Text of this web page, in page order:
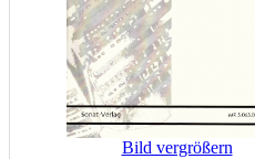
Bild vergrößern